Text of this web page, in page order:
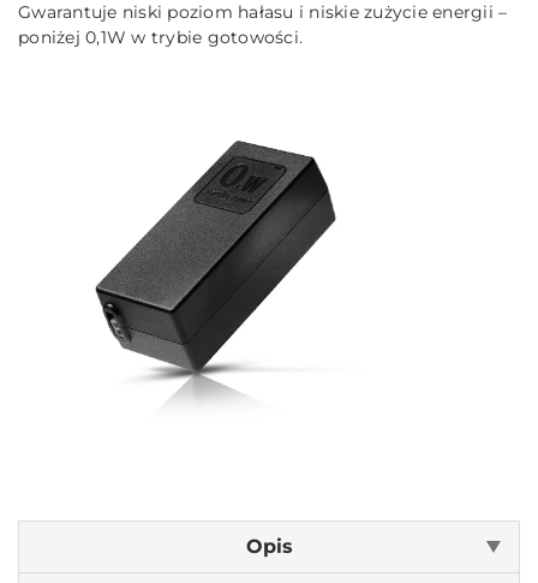
Gwarantuje niski poziom hałasu i niskie zużycie energii –
poniżej 0,1W w trybie gotowości.
Opis